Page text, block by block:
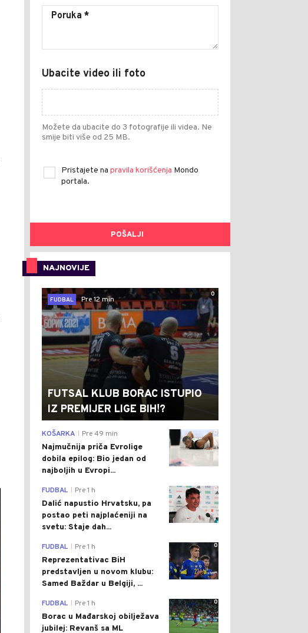
Ubacite video ili foto
Možete da ubacite do 3 fotografije ili videa. Ne
smije biti više od 25 MB.
Pristajete na pravila korišćenja Mondo
portala.
POŠALJI
NAJNOVIJE
0
FUDBAL
Pre 12 min
FUTSAL KLUB BORAC ISTUPIO
IZ PREMIJER LIGE BIH!?
0
KOŠARKA Pre 49 min
Najmučnija priča Evrolige
dobila epilog: Bio jedan od
najboljih u Evropi...
0
FUDBAL Pre 1 h
Dalić napustio Hrvatsku, pa
postao peti najplaćeniji na
svetu: Staje dah...
0
FUDBAL Pre 1 h
Reprezentativac BiH
predstavljen u novom klubu:
Samed Baždar u Belgiji, ...
0
FUDBAL Pre 1 h
Borac u Mađarskoj obilježava
jubilej: Revanš sa ML